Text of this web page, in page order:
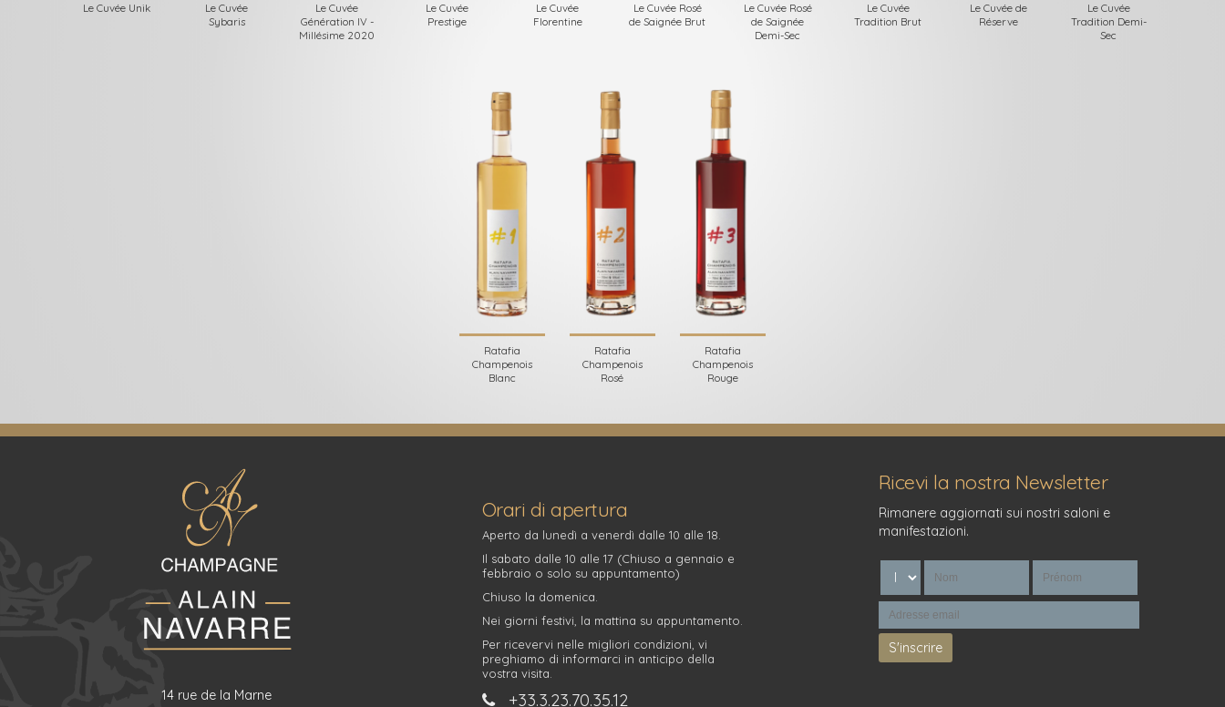
Le Cuvée Unik
Le Cuvée
Sybaris
Le Cuvée
Génération IV -
Millésime 2020
Le Cuvée
Prestige
Le Cuvée
Florentine
Le Cuvée Rosé
de Saignée Brut
Le Cuvée Rosé
de Saignée
Demi-Sec
Le Cuvée
Tradition Brut
Le Cuvée de
Réserve
Le Cuvée
Tradition Demi-
Sec
Ratafia
Champenois
Blanc
Ratafia
Champenois
Rosé
Ratafia
Champenois
Rouge
14 rue de la Marne
Orari di apertura
Aperto da lunedì a venerdì dalle 10 alle 18.
Il sabato dalle 10 alle 17 (Chiuso a gennaio e
febbraio o solo su appuntamento)
Chiuso la domenica.
Nei giorni festivi, la mattina su appuntamento.
Per ricevervi nelle migliori condizioni, vi
preghiamo di informarci in anticipo della
vostra visita.
+33.3.23.70.35.12
Ricevi la nostra Newsletter
Rimanere aggiornati sui nostri saloni e
manifestazioni.